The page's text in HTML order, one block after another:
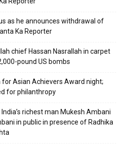
as he announces withdrawal of
Ka Reporter
chief Hassan Nasrallah in carpet
pound US bombs
Asian Achievers Award night;
for philanthropy
richest man Mukesh Ambani
in public in presence of Radhika